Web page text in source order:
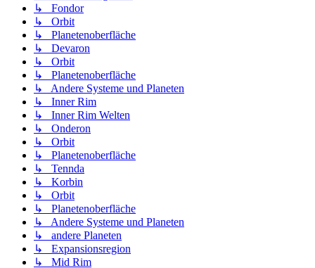
↳ Fondor
↳ Orbit
↳ Planetenoberfläche
↳ Devaron
↳ Orbit
↳ Planetenoberfläche
↳ Andere Systeme und Planeten
↳ Inner Rim
↳ Inner Rim Welten
↳ Onderon
↳ Orbit
↳ Planetenoberfläche
↳ Tennda
↳ Korbin
↳ Orbit
↳ Planetenoberfläche
↳ Andere Systeme und Planeten
↳ andere Planeten
↳ Expansionsregion
↳ Mid Rim